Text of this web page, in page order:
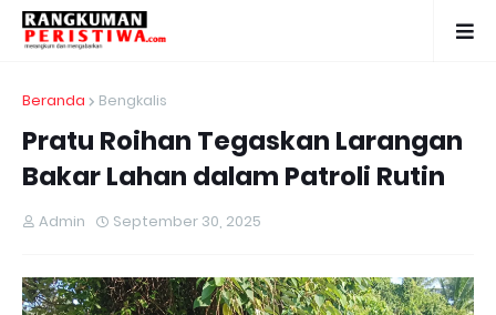
Beranda Bengkalis
Pratu Roihan Tegaskan Larangan
Bakar Lahan dalam Patroli Rutin
Admin September 30, 2025